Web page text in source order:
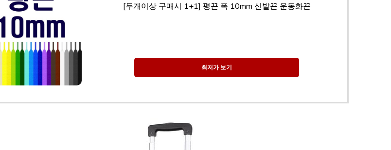
[두개이상 구매시 1+1] 평끈 폭 10mm 신발끈 운동화끈
최저가 보기